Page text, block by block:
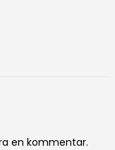
en kommentar.